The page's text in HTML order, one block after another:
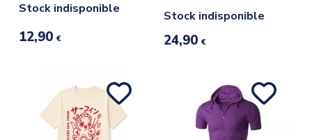
Stock indisponible
12,90 €
Stock indisponible
24,90 €